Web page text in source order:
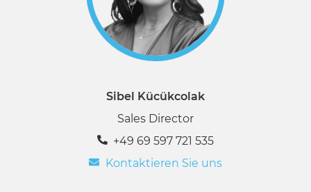
Sibel Kücükcolak
Sales Director
+49 69 597 721 535
Kontaktieren Sie uns